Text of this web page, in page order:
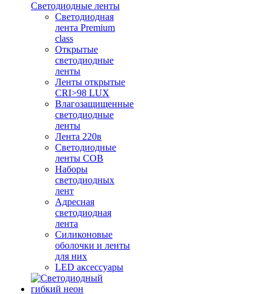
Светодиодные ленты
Светодиодная
лента Premium
class
Открытые
светодиодные
ленты
Ленты открытые
CRI>98 LUX
Влагозащищенные
светодиодные
ленты
Лента 220в
Светодиодные
ленты COB
Наборы
светодиодных
лент
Адресная
светодиодная
лента
Силиконовые
оболочки и ленты
для них
LED аксессуары